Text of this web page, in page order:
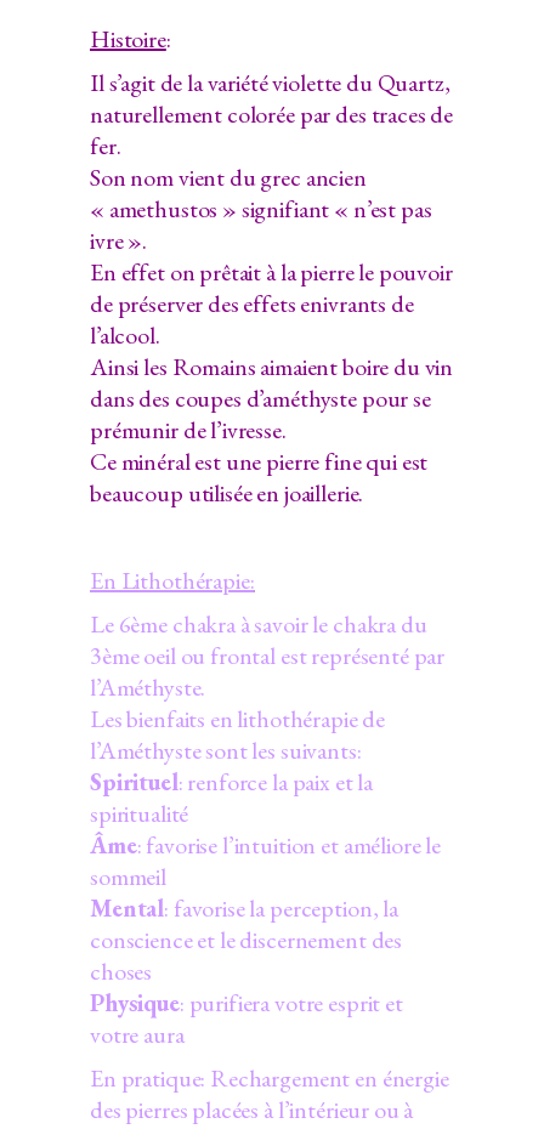
Histoire:
Il s’agit de la variété violette du Quartz,
naturellement colorée par des traces de
fer.
Son nom vient du grec ancien
« amethustos » signifiant « n’est pas
ivre ».
En effet on prêtait à la pierre le pouvoir
de préserver des effets enivrants de
l’alcool.
Ainsi les Romains aimaient boire du vin
dans des coupes d’améthyste pour se
prémunir de l’ivresse.
Ce minéral est une pierre fine qui est
beaucoup utilisée en joaillerie.
En Lithothérapie:
Le 6ème chakra à savoir le chakra du
3ème oeil ou frontal est représenté par
l’Améthyste.
Les bienfaits en lithothérapie de
l’Améthyste sont les suivants:
Spirituel: renforce la paix et la
spiritualité
Âme: favorise l’intuition et améliore le
sommeil
Mental: favorise la perception, la
conscience et le discernement des
choses
Physique: purifiera votre esprit et
votre aura
En pratique: Rechargement en énergie
des pierres placées à l’intérieur ou à